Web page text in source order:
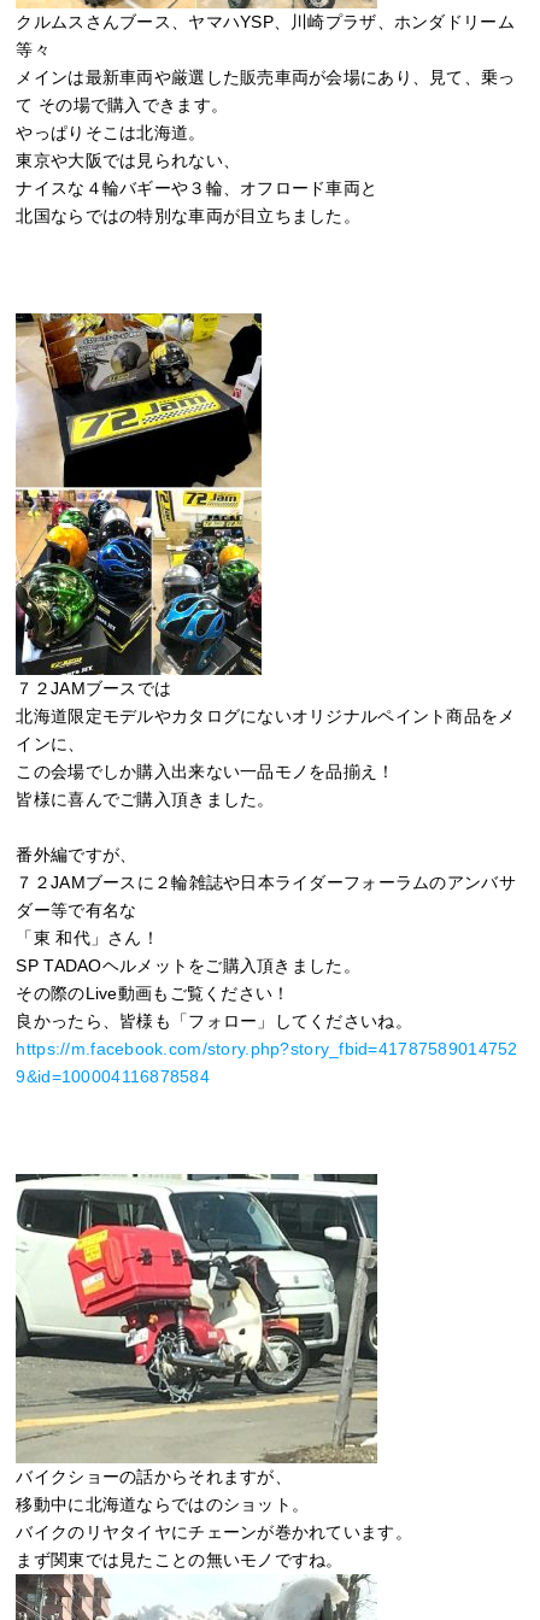
クルムスさんブース、ヤマハYSP、川崎プラザ、ホンダドリーム
等々
メインは最新車両や厳選した販売車両が会場にあり、見て、乗っ
て その場で購入できます。
やっぱりそこは北海道。
東京や大阪では見られない、
ナイスな４輪バギーや３輪、オフロード車両と
北国ならではの特別な車両が目立ちました。
７２JAMブースでは
北海道限定モデルやカタログにないオリジナルペイント商品をメ
インに、
この会場でしか購入出来ない一品モノを品揃え！
皆様に喜んでご購入頂きました。
番外編ですが、
７２JAMブースに２輪雑誌や日本ライダーフォーラムのアンバサ
ダー等で有名な
「東 和代」さん！
SP TADAOヘルメットをご購入頂きました。
その際のLive動画もご覧ください！
良かったら、皆様も「フォロー」してくださいね。
https://m.facebook.com/story.php?story_fbid=41787589014752
9&id=100004116878584
バイクショーの話からそれますが、
移動中に北海道ならではのショット。
バイクのリヤタイヤにチェーンが巻かれています。
まず関東では見たことの無いモノですね。